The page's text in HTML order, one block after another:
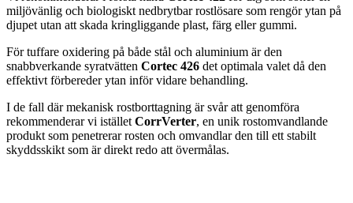
miljövänlig och biologiskt nedbrytbar rostlösare som rengör ytan på
djupet utan att skada kringliggande plast, färg eller gummi.
För tuffare oxidering på både stål och aluminium är den
snabbverkande syratvätten Cortec 426 det optimala valet då den
effektivt förbereder ytan inför vidare behandling.
I de fall där mekanisk rostborttagning är svår att genomföra
rekommenderar vi iställetCorrVerter, en unik rostomvandlande
produkt som penetrerar rosten och omvandlar den till ett stabilt
skyddsskikt som är direkt redo att övermålas.